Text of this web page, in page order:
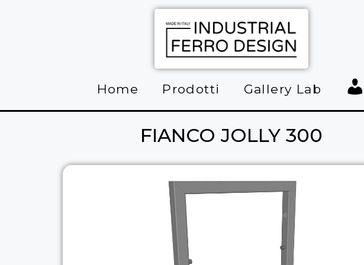
Home Prodotti Gallery Lab
FIANCO JOLLY 300